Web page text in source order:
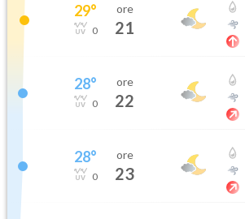
29°
0
ore
21
28°
0
ore
22
28°
0
ore
23